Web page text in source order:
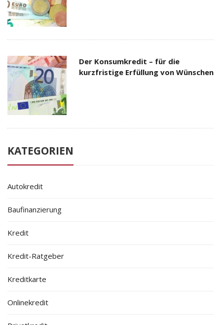
Der Konsumkredit – für die
kurzfristige Erfüllung von Wünschen
KATEGORIEN
Autokredit
Baufinanzierung
Kredit
Kredit-Ratgeber
Kreditkarte
Onlinekredit